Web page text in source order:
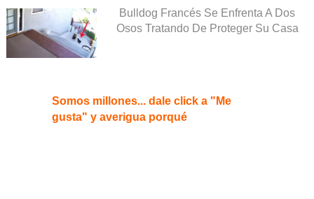
Bulldog Francés Se Enfrenta A Dos
Osos Tratando De Proteger Su Casa
Somos millones... dale click a "Me
gusta" y averigua porqué